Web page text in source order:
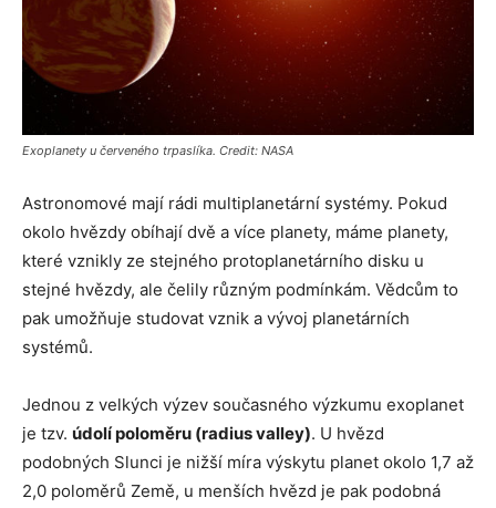
Exoplanety u červeného trpaslíka. Credit: NASA
Astronomové mají rádi multiplanetární systémy. Pokud
okolo hvězdy obíhají dvě a více planety, máme planety,
které vznikly ze stejného protoplanetárního disku u
stejné hvězdy, ale čelily různým podmínkám. Vědcům to
pak umožňuje studovat vznik a vývoj planetárních
systémů.
Jednou z velkých výzev současného výzkumu exoplanet
je tzv. údolí poloměru (radius valley). U hvězd
podobných Slunci je nižší míra výskytu planet okolo 1,7 až
2,0 poloměrů Země, u menších hvězd je pak podobná